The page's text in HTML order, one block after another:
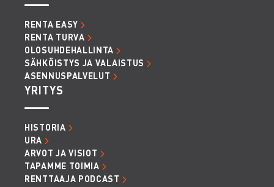
RENTA EASY
RENTA TURVA
OLOSUHDEHALLINTA
SÄHKÖISTYS JA VALAISTUS
ASENNUSPALVELUT
YRITYS
HISTORIA
URA
ARVOT JA VISIOT
TAPAMME TOIMIA
RENTTAAJA PODCAST